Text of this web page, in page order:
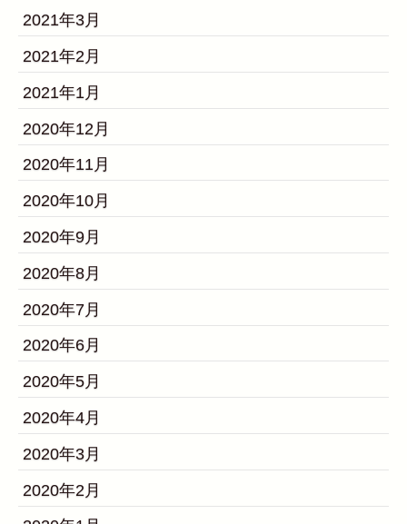
2021年3月
2021年2月
2021年1月
2020年12月
2020年11月
2020年10月
2020年9月
2020年8月
2020年7月
2020年6月
2020年5月
2020年4月
2020年3月
2020年2月